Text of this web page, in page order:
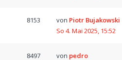
8153 von Piotr Bujakowski
So 4. Mai 2025, 15:52
8497 von pedro